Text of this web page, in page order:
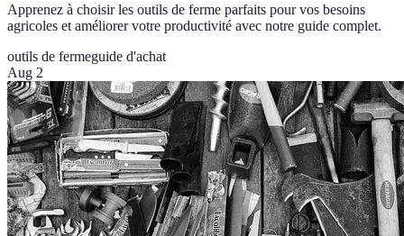
Apprenez à choisir les outils de ferme parfaits pour vos besoins
agricoles et améliorer votre productivité avec notre guide complet.
outils de fermeguide d'achat
Aug 2